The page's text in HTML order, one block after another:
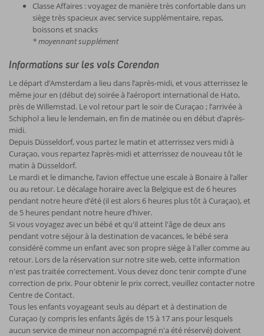
Classe Affaires : voyagez de manière très confortable dans un
siège très spacieux avec service supplémentaire, repas,
boissons et snacks
* moyennant supplément
Informations sur les vols Corendon
Le départ d’Amsterdam a lieu dans l’après-midi, et vous atterrissez le
même jour en (début de) soirée à l’aéroport international de Hato,
près de Willemstad. Le vol retour part le soir de Curaçao ; l’arrivée à
Schiphol a lieu le lendemain, en fin de matinée ou en début d’après-
midi.
Depuis Düsseldorf, vous partez le matin et atterrissez vers midi à
Curaçao, vous repartez l’après-midi et atterrissez de nouveau tôt le
matin à Düsseldorf.
Le mardi et le dimanche, l’avion effectue une escale à Bonaire à l’aller
ou au retour. Le décalage horaire avec la Belgique est de 6 heures
pendant notre heure d’été (il est alors 6 heures plus tôt à Curaçao), et
de 5 heures pendant notre heure d’hiver.
Si vous voyagez avec un bébé et qu'il atteint l'âge de deux ans
pendant votre séjour à la destination de vacances, le bébé sera
considéré comme un enfant avec son propre siège à l'aller comme au
retour. Lors de la réservation sur notre site web, cette information
n'est pas traitée correctement. Vous devez donc tenir compte d'une
correction de prix. Pour obtenir le prix correct, veuillez contacter notre
Centre de Contact.
Tous les enfants voyageant seuls au départ et à destination de
Curaçao (y compris les enfants âgés de 15 à 17 ans pour lesquels
aucun service de mineur non accompagné n'a été réservé) doivent